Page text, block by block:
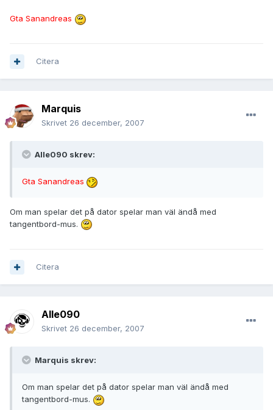
Gta Sanandreas
Citera
Marquis
Skrivet 26 december, 2007
Alle090 skrev:
Gta Sanandreas
Om man spelar det på dator spelar man väl ändå med
tangentbord-mus.
Citera
Alle090
Skrivet 26 december, 2007
Marquis skrev:
Om man spelar det på dator spelar man väl ändå med
tangentbord-mus.